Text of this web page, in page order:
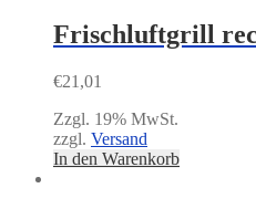
Frischluftgrill
€21,01
Zzgl. 19% MwSt.
zzgl. Versand
In den Warenkorb